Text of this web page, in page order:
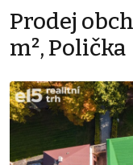
Prodej
m², Polička